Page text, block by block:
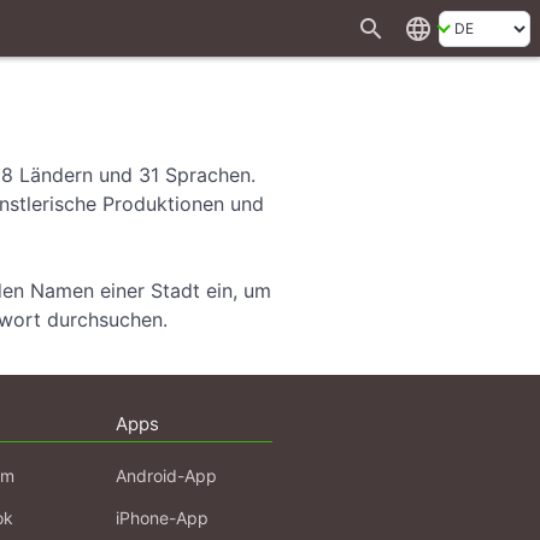
search language
Ländern und 31 Sprachen.
Produktionen und
Namen einer Stadt ein, um
durchsuchen.
Apps
Android-App
iPhone-App